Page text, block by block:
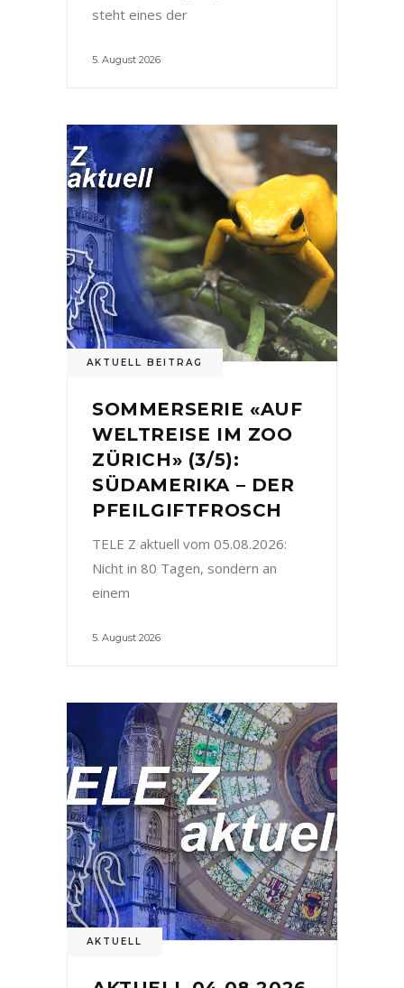
steht eines der
5. August 2026
AKTUELL BEITRAG
SOMMERSERIE «AUF
WELTREISE IM ZOO
ZÜRICH» (3/5):
SÜDAMERIKA – DER
PFEILGIFTFROSCH
TELE Z aktuell vom 05.08.2026:
Nicht in 80 Tagen, sondern an
einem
5. August 2026
AKTUELL